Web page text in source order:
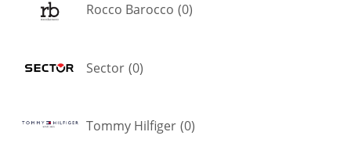
Rocco Barocco (0)
Sector (0)
Tommy Hilfiger (0)